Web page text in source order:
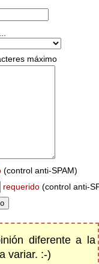
máximo
(control anti-SPAM)
requerido (control anti-
diferente a la
variar. :-)